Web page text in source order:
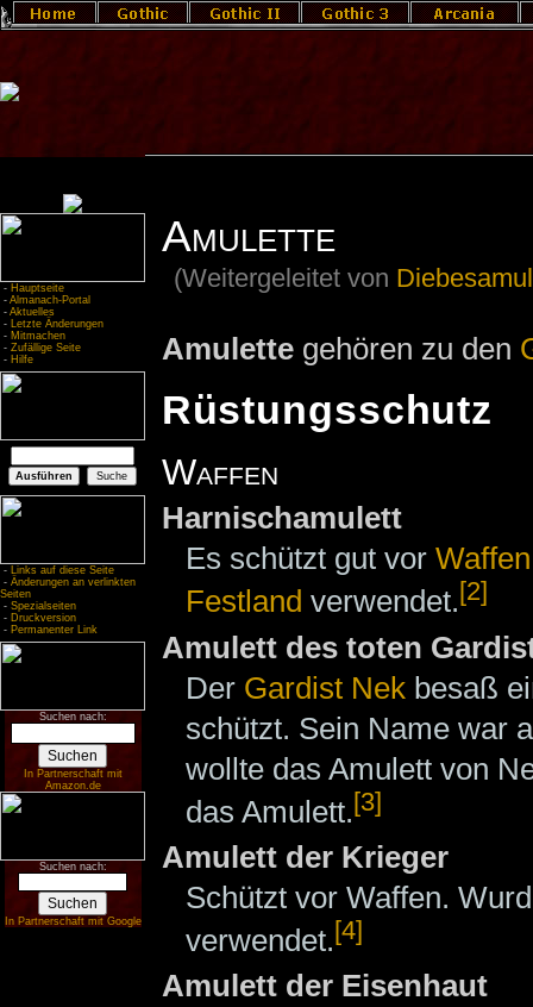
- Hauptseite
- Almanach-Portal
- Aktuelles
- Letzte Änderungen
- Mitmachen
- Zufällige Seite
- Hilfe
- Links auf diese Seite
- Änderungen an verlinkten
Seiten
- Spezialseiten
- Druckversion
- Permanenter Link
Suchen nach:
In Partnerschaft mit
Amazon.de
Suchen nach:
In Partnerschaft mit Google
Amulette
(Weitergeleitet von
Amulettegehören zu den
Rüstungsschutz
Waffen
Harnischamulett
Es schützt gut vor Waffen
Festland verwendet. [2]
Amulett des toten
Der Gardist Nek besaß
schützt. Sein Name war
wollte das Amulett von
das Amulett.[3]
Amulett der Krieger
Schützt vor Waffen.
verwendet.[4]
Amulett der Eisenhaut